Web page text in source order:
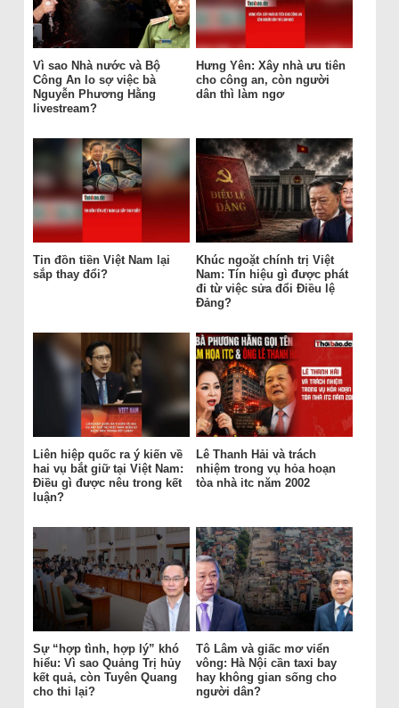
Vì sao Nhà nước và Bộ
Công An lo sợ việc bà
Nguyễn Phương Hằng
livestream?
Hưng Yên: Xây nhà ưu tiên
cho công an, còn người
dân thì làm ngơ
Tin đồn tiền Việt Nam lại
sắp thay đổi?
Khúc ngoặt chính trị Việt
Nam: Tín hiệu gì được phát
đi từ việc sửa đổi Điều lệ
Đảng?
Liên hiệp quốc ra ý kiến về
hai vụ bắt giữ tại Việt Nam:
Điều gì được nêu trong kết
luận?
Lê Thanh Hải và trách
nhiệm trong vụ hỏa hoạn
tòa nhà itc năm 2002
Sự “hợp tình, hợp lý” khó
hiểu: Vì sao Quảng Trị hủy
kết quả, còn Tuyên Quang
cho thi lại?
Tô Lâm và giấc mơ viển
vông: Hà Nội cần taxi bay
hay không gian sống cho
người dân?